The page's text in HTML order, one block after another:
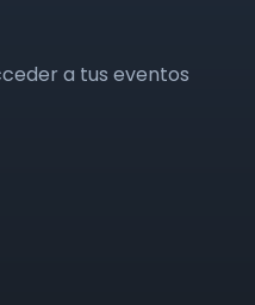
a tus eventos